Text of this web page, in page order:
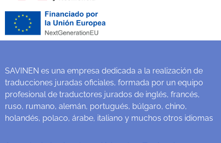
SAVINEN es una empresa dedicada a la realización de
traducciones juradas oficiales, formada por un equipo
profesional de traductores jurados de inglés, francés,
ruso, rumano, alemán, portugués, búlgaro, chino,
holandés, polaco, árabe, italiano y muchos otros idiomas